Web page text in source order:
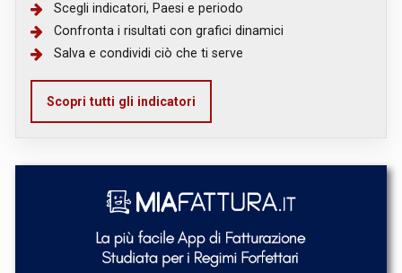
Scegli indicatori, Paesi e periodo
Confronta i risultati con grafici dinamici
Salva e condividi ciò che ti serve
Scopri tutti gli indicatori